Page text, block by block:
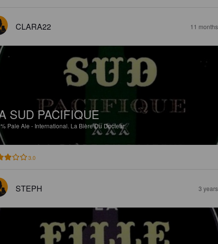
CLARA22 11
SUD PACIFIQUE
Pale Ale - International. La Bière Du Docteur.
3.0
STEPH 3